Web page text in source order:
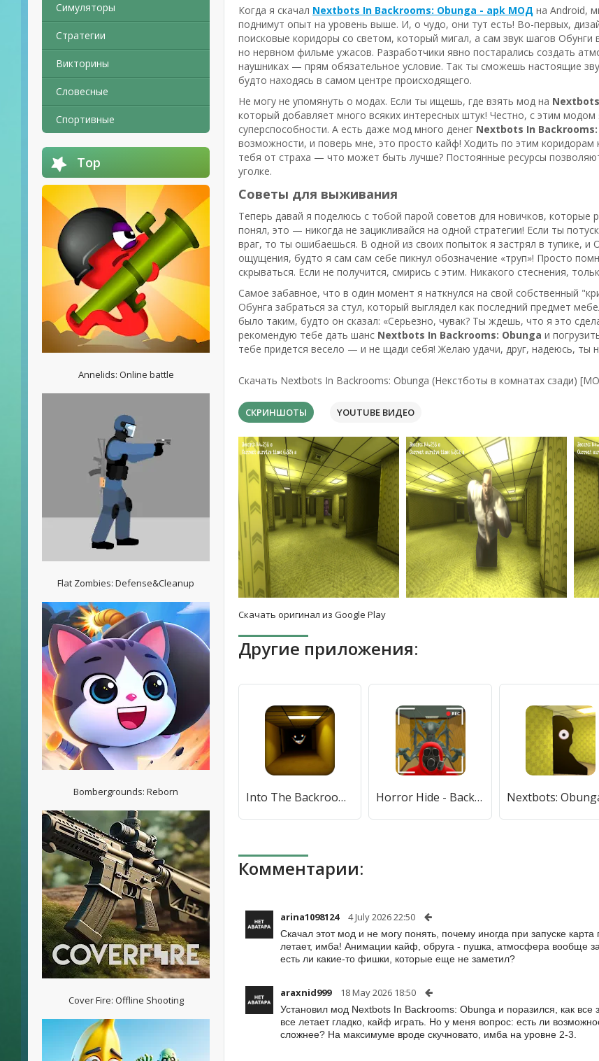
Симуляторы
Стратегии
Викторины
Словесные
Спортивные
Top
Annelids: Online battle
Flat Zombies: Defense&Cleanup
Bombergrounds: Reborn
Cover Fire: Offline Shooting
Когда я скачал Nextbots In Backrooms: Obunga - apk МОД на Android,
поднимут опыт на уровень выше. И, о чудо, они тут есть! Во-первых,
поисковые коридоры со светом, который мигал, а сам звук шагов
но нервном фильме ужасов. Разработчики явно постарались создать
наушниках — прям обязательное условие. Так ты сможешь настоящие
будто находясь в самом центре происходящего.
Не могу не упомянуть о модах. Если ты ищешь, где взять мод на
который добавляет много всяких интересных штук! Честно, с этим
суперспособности. А есть даже мод много денег Nextbots In
возможности, и поверь мне, это просто кайф! Ходить по этим коридорам
тебя от страха — что может быть лучше? Постоянные ресурсы
уголке.
Советы для выживания
Теперь давай я поделюсь с тобой парой советов для новичков, которые
понял, это — никогда не зацикливайся на одной стратегии! Если ты
враг, то ты ошибаешься. В одной из своих попыток я застрял в тупике,
ощущения, будто я сам сам себе пикнул обозначение «труп»! Просто
скрываться. Если не получится, смирись с этим. Никакого стеснения,
Самое забавное, что в один момент я наткнулся на свой собственный
Обунга забраться за стул, который выглядел как последний предмет
было таким, будто он сказал: «Серьезно, чувак? Ты ждешь, что я это
рекомендую тебе дать шанс Nextbots In Backrooms: Obunga и
тебе придется весело — и не щади себя! Желаю удачи, друг, надеюсь,
Скачать Nextbots In Backrooms: Obunga (Некстботы в комнатах сзади)
СКРИНШОТЫ YOUTUBE ВИДЕО
Скачать оригинал из Google Play
Другие приложения:
Into The Backrooms (Инту за бэкрумс) [МОД Много денег] APK Android Horror Hide - Backrooms Escape (Хоррор Хайд) [МОД Unlocked] APK Android
Комментарии:
arina1098124 4 July 2026 22:50
Скачал этот мод и не могу понять, почему иногда при запуске
летает, имба! Анимации кайф, обруга - пушка, атмосфера вообще
есть ли какие-то фишки, которые еще не заметил?
araxnid999 18 May 2026 18:50
Установил мод Nextbots In Backrooms: Obunga и поразился, как все
все летает гладко, кайф играть. Но у меня вопрос: есть ли
сложнее? На максимуме вроде скучновато, имба на уровне 2-3.